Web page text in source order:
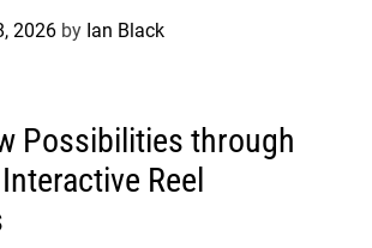
2026 by Ian Black
Possibilities through
Reel